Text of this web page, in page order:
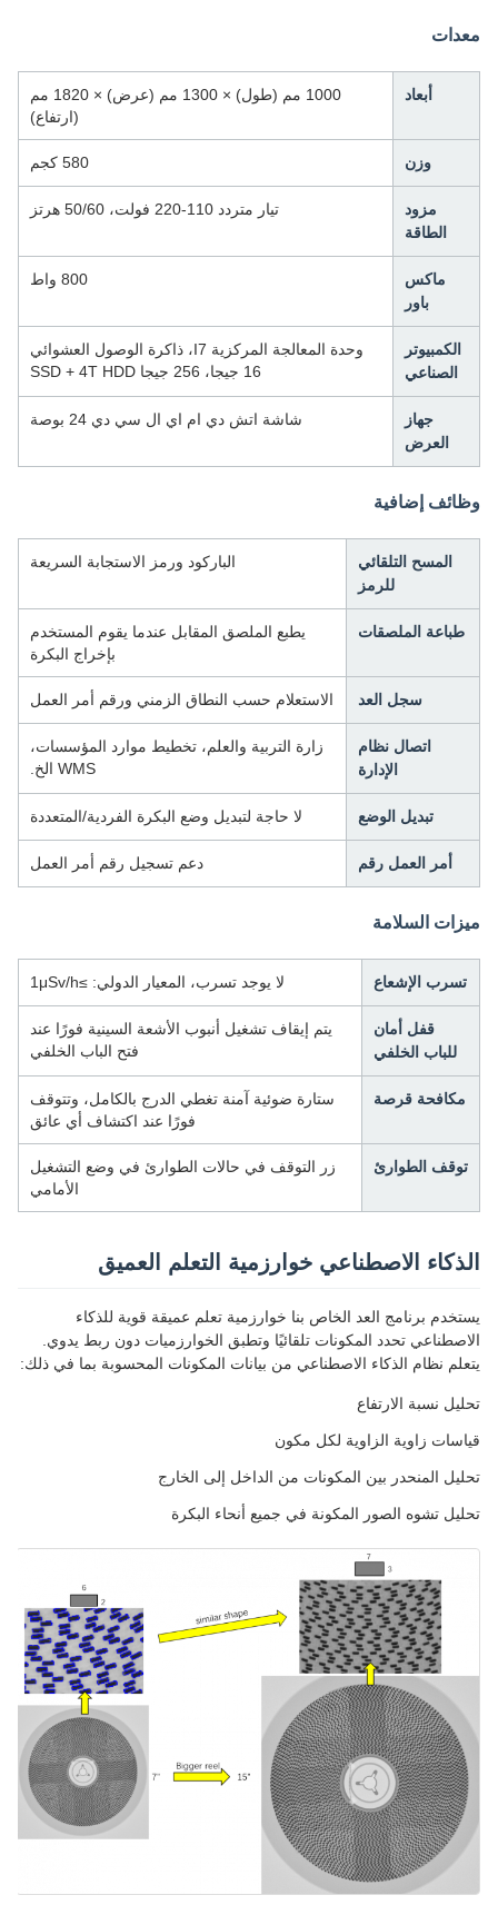
معدات
أبعاد
1000 مم (طول) × 1300 مم (عرض) × 1820 مم
(ارتفاع)
وزن 580 كجم
مزود
الطاقة
تيار متردد 110-220 فولت، 50/60 هرتز
ماكس
باور
800 واط
الكمبيوتر
الصناعي
وحدة المعالجة المركزية I7، ذاكرة الوصول العشوائي
16 جيجا، 256 جيجا SSD + 4T HDD
جهاز
العرض
شاشة اتش دي ام اي ال سي دي 24 بوصة
وظائف إضافية
المسح التلقائي
للرمز
الباركود ورمز الاستجابة السريعة
طباعة الملصقات
يطبع الملصق المقابل عندما يقوم المستخدم
بإخراج البكرة
سجل العد الاستعلام حسب النطاق الزمني ورقم أمر العمل
اتصال نظام
الإدارة
زارة التربية والعلم، تخطيط موارد المؤسسات،
WMS الخ.
تبديل الوضع لا حاجة لتبديل وضع البكرة الفردية/المتعددة
أمر العمل رقم دعم تسجيل رقم أمر العمل
ميزات السلامة
تسرب الإشعاع لا يوجد تسرب، المعيار الدولي: ≥1μSv/h
قفل أمان
للباب الخلفي
يتم إيقاف تشغيل أنبوب الأشعة السينية فورًا عند
فتح الباب الخلفي
مكافحة قرصة
ستارة ضوئية آمنة تغطي الدرج بالكامل، وتتوقف
فورًا عند اكتشاف أي عائق
توقف الطوارئ
زر التوقف في حالات الطوارئ في وضع التشغيل
الأمامي
الذكاء الاصطناعي خوارزمية التعلم العميق
يستخدم برنامج العد الخاص بنا خوارزمية تعلم عميقة قوية للذكاء
الاصطناعي تحدد المكونات تلقائيًا وتطبق الخوارزميات دون ربط يدوي.
يتعلم نظام الذكاء الاصطناعي من بيانات المكونات المحسوبة بما في ذلك:
تحليل نسبة الارتفاع
قياسات زاوية الزاوية لكل مكون
تحليل المنحدر بين المكونات من الداخل إلى الخارج
تحليل تشوه الصور المكونة في جميع أنحاء البكرة